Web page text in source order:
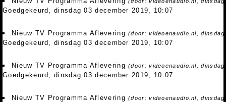
Goedgekeurd, dinsdag 03 december 2019, 10:07
Nieuw TV Programma Aflevering(door: videoenaudio.nl,
Goedgekeurd, dinsdag 03 december 2019, 10:07
Nieuw TV Programma Aflevering(door: videoenaudio.nl,
Goedgekeurd, dinsdag 03 december 2019, 10:07
Nieuw TV Programma Aflevering(door: videoenaudio.nl,